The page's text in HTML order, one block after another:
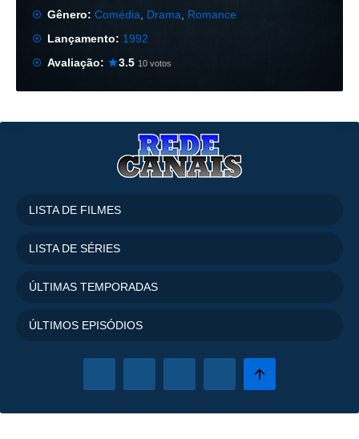
Gênero:Comédia Drama
Romance
Lançamento: 1992
Avaliação:
3.5 10 votos
LISTA DE FILMES
LISTA DE SÉRIES
ÚLTIMAS TEMPORADAS
ÚLTIMOS EPISÓDIOS